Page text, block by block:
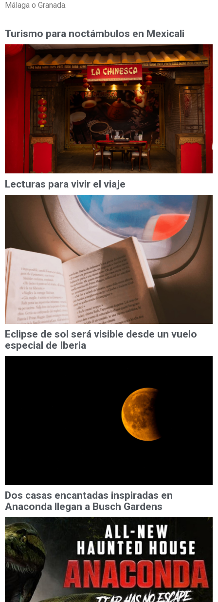
Málaga o Granada.
Turismo para noctámbulos en Mexicali
Lecturas para vivir el viaje
Eclipse de sol será visible desde un vuelo
especial de Iberia
Dos casas encantadas inspiradas en
Anaconda llegan a Busch Gardens